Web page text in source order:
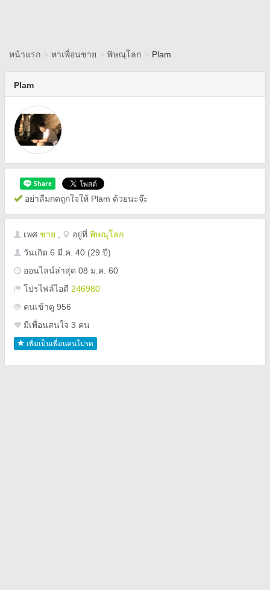
หน้าแรก > หาเพื่อนชาย > พิษณุโลก > Plam
Plam
อย่าลืมกดถูกใจให้ Plam ด้วยนะจ๊ะ
เพศ ชาย อยู่ที่ พิษณุโลก
วันเกิด 6 มี.ค. 40 (29 ปี)
ออนไลน์ล่าสุด 08 ม.ค. 60
โปรไฟล์ไอดี 246980
คนเข้าดู 956
มีเพื่อนสนใจ 3 คน
เพิ่มเป็นเพื่อนคนโปรด